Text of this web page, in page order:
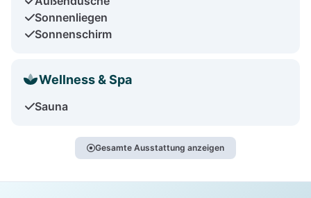
Sonnenliegen
Sonnenschirm
Wellness & Spa
Sauna
Gesamte Ausstattung anzeigen